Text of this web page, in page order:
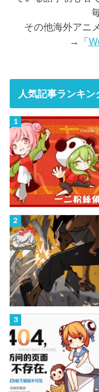
その他海外アニ
→「
人気記事ランキン